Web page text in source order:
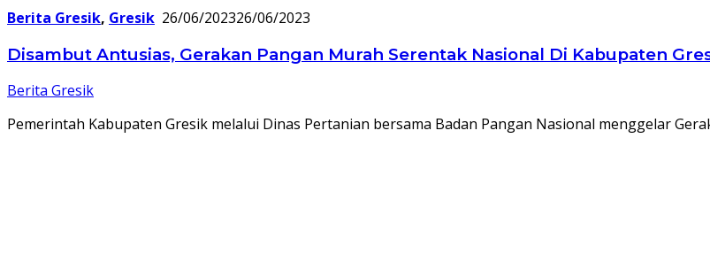
Berita Gresik, Gresik 26/06/202326/06/2023
Disambut Antusias, Gerakan Pangan Murah Serentak Nasional Di Kabupaten
Berita Gresik
Pemerintah Kabupaten Gresik melalui Dinas Pertanian bersama Badan Pangan Nasional menggelar